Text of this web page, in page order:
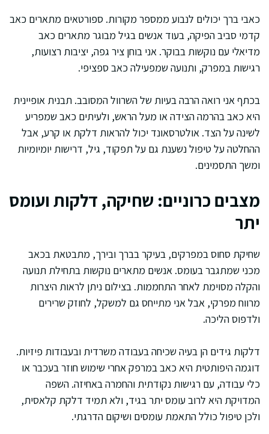
כאבי ברך יכולים לנבוע ממספר מקורות. ספורטאים מתארים כאב
קדמי סביב הפיקה, בעוד אנשים בגיל מבוגר מתארים כאב
מדיאלי עם נוקשות בבוקר. אני בוחן ציר גפה, יציבות רצועות,
רגישות במפרק, ותנועה שמפעילה כאב ספציפי.
בכתף אני רואה הרבה בעיות של השרוול המסובב. תבנית אופיינית
היא כאב בהרמה הצידה או מעל הראש, ולעיתים כאב שמפריע
לשינה על הצד. אולטרסאונד יכול להראות דלקת או קרע, אבל
ההחלטה על טיפול נשענת גם על תפקוד, גיל, דרישות יומיומיות
ומשך התסמינים.
מצבים כרוניים: שחיקה, דלקות ועומס
יתר
שחיקת סחוס במפרקים, בעיקר בברך ובירך, מתבטאת בכאב
מכני שמתגבר בעומס. אנשים מתארים נוקשות בתחילת תנועה
והקלה מסוימת לאחר התחממות. בצילום ניתן לראות היצרות
מרווח מפרקי, אבל אני מתייחס גם למשקל, לחוזק שרירים
ולדפוס הליכה.
דלקות גידים הן בעיה שכיחה בעבודה משרדית ובעבודות פיזיות.
דוגמה היפותטית היא כאב במרפק אחרי שימוש חוזר בעכבר או
כלי עבודה, עם רגישות נקודתית והחמרה באחיזה. השפה
המדויקת היא לרוב עומס יתר בגיד, ולא תמיד דלקת קלאסית,
ולכן טיפול כולל התאמת עומסים ושיקום הדרגתי.